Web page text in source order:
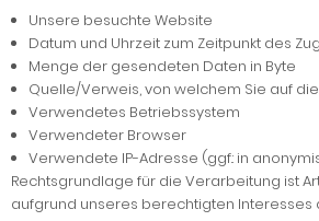
Unsere besuchte Website
Datum und Uhrzeit zum Zeitpunkt des
Menge der gesendeten Daten in Byte
Quelle/Verweis, von welchem Sie auf
Verwendetes Betriebssystem
Verwendeter Browser
Verwendete IP-Adresse (ggf.: in
Rechtsgrundlage für die Verarbeitung ist Art.
aufgrund unseres berechtigten Interesses